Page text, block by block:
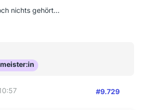
nichts gehört...
#9.729